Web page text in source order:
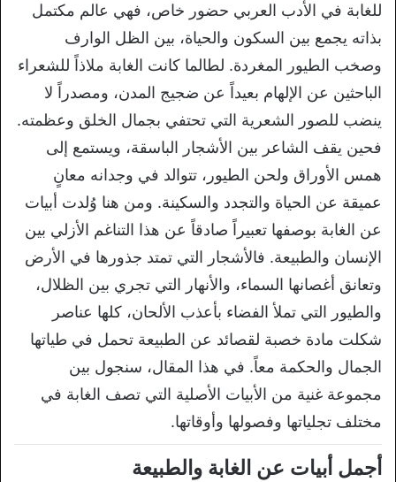
للغابة في الأدب العربي حضور خاص، فهي عالم مكتمل
بذاته يجمع بين السكون والحياة، بين الظل الوارف
وصخب الطيور المغردة. لطالما كانت الغابة ملاذاً للشعراء
الباحثين عن الإلهام بعيداً عن ضجيج المدن، ومصدراً لا
ينضب للصور الشعرية التي تحتفي بجمال الخلق وعظمته.
فحين يقف الشاعر بين الأشجار الباسقة، ويستمع إلى
همس الأوراق ولحن الطيور، تتوالد في وجدانه معانٍ
عميقة عن الحياة والتجدد والسكينة. ومن هنا وُلدت أبيات
عن الغابة بوصفها تعبيراً صادقاً عن هذا التناغم الأزلي بين
الإنسان والطبيعة. فالأشجار التي تمتد جذورها في الأرض
وتعانق أغصانها السماء، والأنهار التي تجري بين الظلال،
والطيور التي تملأ الفضاء بأعذب الألحان، كلها عناصر
شكلت مادة خصبة لقصائد عن الطبيعة تحمل في طياتها
الجمال والحكمة معاً. في هذا المقال، سنجول بين
مجموعة غنية من الأبيات الأصلية التي تصف الغابة في
مختلف تجلياتها وفصولها وأوقاتها.
أجمل أبيات عن الغابة والطبيعة